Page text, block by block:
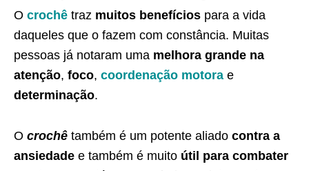
O crochê traz muitos benefícios para a vida
daqueles que o fazem com constância. Muitas
pessoas já notaram uma melhora grande na
atenção, foco, coordenação motora e
determinação.
O crochê também é um potente aliado contra a
ansiedade e também é muito útil para combater